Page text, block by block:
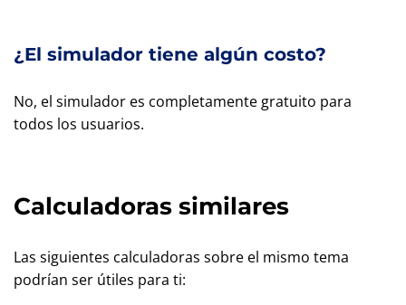
¿El simulador tiene algún costo?
No, el simulador es completamente gratuito para
todos los usuarios.
Calculadoras similares
Las siguientes calculadoras sobre el mismo tema
podrían ser útiles para ti: